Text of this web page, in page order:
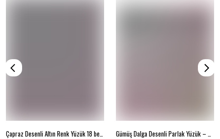
Çapraz Desenli Altın Renk Yüzük 18 beden Gümüş Dalga Desenli Parlak Yüzük – Beden 18